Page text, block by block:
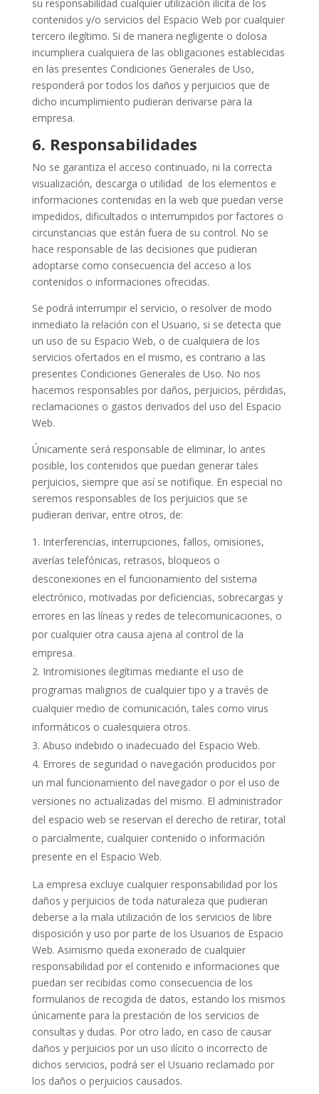
su responsabilidad cualquier utilización ilícita de los
contenidos y/o servicios del Espacio Web por cualquier
tercero ilegítimo. Si de manera negligente o dolosa
incumpliera cualquiera de las obligaciones establecidas
en las presentes Condiciones Generales de Uso,
responderá por todos los daños y perjuicios que de
dicho incumplimiento pudieran derivarse para la
empresa.
6. Responsabilidades
No se garantiza el acceso continuado, ni la correcta
visualización, descarga o utilidad de los elementos e
informaciones contenidas en la web que puedan verse
impedidos, dificultados o interrumpidos por factores o
circunstancias que están fuera de su control. No se
hace responsable de las decisiones que pudieran
adoptarse como consecuencia del acceso a los
contenidos o informaciones ofrecidas.
Se podrá interrumpir el servicio, o resolver de modo
inmediato la relación con el Usuario, si se detecta que
un uso de su Espacio Web, o de cualquiera de los
servicios ofertados en el mismo, es contrario a las
presentes Condiciones Generales de Uso. No nos
hacemos responsables por daños, perjuicios, pérdidas,
reclamaciones o gastos derivados del uso del Espacio
Web.
Únicamente será responsable de eliminar, lo antes
posible, los contenidos que puedan generar tales
perjuicios, siempre que así se notifique. En especial no
seremos responsables de los perjuicios que se
pudieran derivar, entre otros, de:
Interferencias, interrupciones, fallos, omisiones,
averías telefónicas, retrasos, bloqueos o
desconexiones en el funcionamiento del sistema
electrónico, motivadas por deficiencias, sobrecargas y
errores en las líneas y redes de telecomunicaciones, o
por cualquier otra causa ajena al control de la
empresa.
Intromisiones ilegítimas mediante el uso de
programas malignos de cualquier tipo y a través de
cualquier medio de comunicación, tales como virus
informáticos o cualesquiera otros.
Abuso indebido o inadecuado del Espacio Web.
Errores de seguridad o navegación producidos por
un mal funcionamiento del navegador o por el uso de
versiones no actualizadas del mismo. El administrador
del espacio web se reservan el derecho de retirar, total
o parcialmente, cualquier contenido o información
presente en el Espacio Web.
La empresa excluye cualquier responsabilidad por los
daños y perjuicios de toda naturaleza que pudieran
deberse a la mala utilización de los servicios de libre
disposición y uso por parte de los Usuarios de Espacio
Web. Asimismo queda exonerado de cualquier
responsabilidad por el contenido e informaciones que
puedan ser recibidas como consecuencia de los
formularios de recogida de datos, estando los mismos
únicamente para la prestación de los servicios de
consultas y dudas. Por otro lado, en caso de causar
daños y perjuicios por un uso ilícito o incorrecto de
dichos servicios, podrá ser el Usuario reclamado por
los daños o perjuicios causados.